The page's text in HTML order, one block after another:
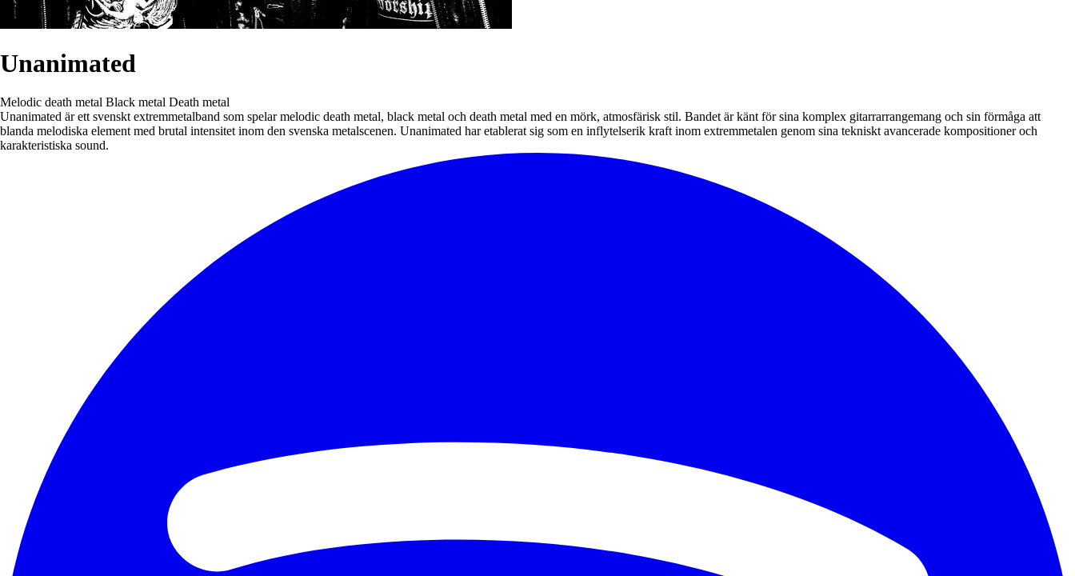
Unanimated
Melodic death metal Black metal Death metal
Unanimated är ett svenskt extremmetalband som spelar melodic death metal, black metal och death metal med en mörk, atmosfärisk stil. Bandet är känt för sina komplex gitarrarrangemang och sin förmåga att
blanda melodiska element med brutal intensitet inom den svenska metalscenen. Unanimated har etablerat sig som en inflytelserik kraft inom extremmetalen genom sina tekniskt avancerade kompositioner och
karakteristiska sound.